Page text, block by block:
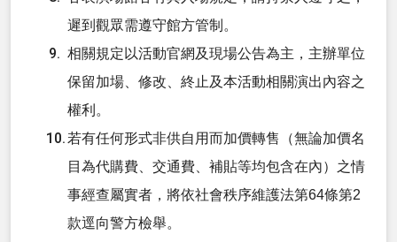
遲到觀眾需遵守館方管制。
相關規定以活動官網及現場公告為主，主辦單位
保留加場、修改、終止及本活動相關演出內容之
權利。
若有任何形式非供自用而加價轉售（無論加價名
目為代購費、交通費、補貼等均包含在內）之情
事經查屬實者，將依社會秩序維護法第64條第2
款逕向警方檢舉。